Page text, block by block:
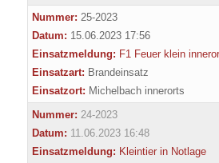
Nummer: 25-2023
Datum: 15.06.2023 17:56
Einsatzmeldung: F1 Feuer klein
Einsatzart: Brandeinsatz
Einsatzort: Michelbach innerorts
Nummer: 24-2023
Datum: 11.06.2023 16:48
Einsatzmeldung: Kleintier in Notlage